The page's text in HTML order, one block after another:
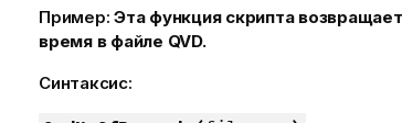
Пример: Эта функция скрипта
время в файле QVD.
Синтаксис: